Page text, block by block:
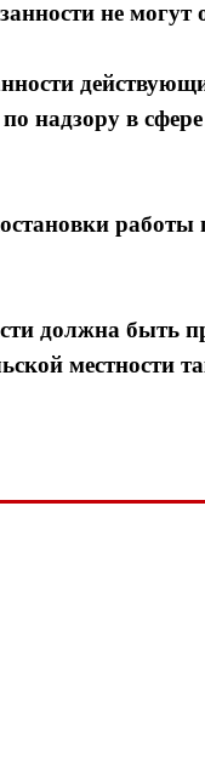
не
надзору в
должна быть
местности